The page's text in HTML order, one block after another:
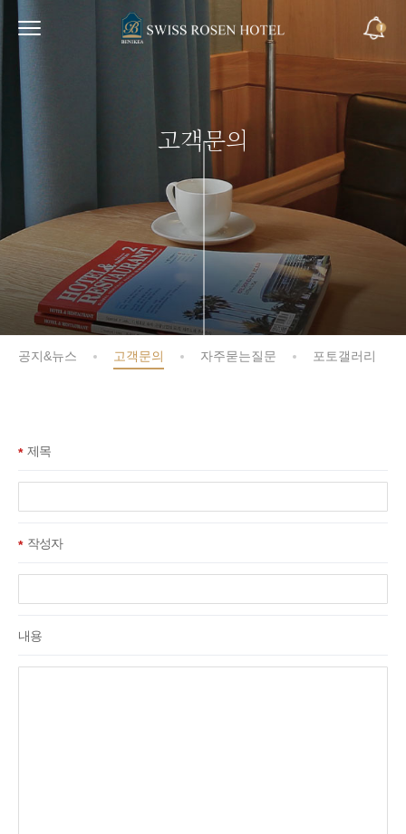
고객문의
공지&뉴스 고객문의 자주묻는질문 포토갤러리
필수항목
제목
필수항목
작성자
내용